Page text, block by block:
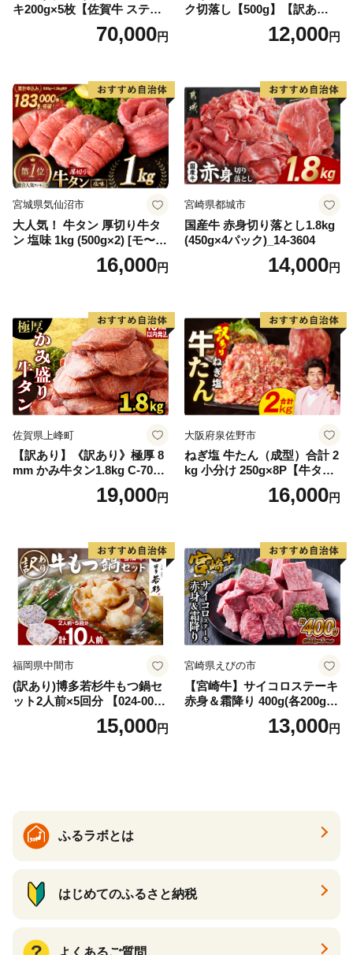
キ200g×5枚【佐賀牛 ステー
キ ブランド肉 ヒレ肉 フィレ
肉 ジューシー ヘルシー】(H0
70,000円
ク切落し【500g】【訳あり】
12,000円
宮城県気仙沼市
大人気！ 牛タン 厚切り牛タ
ン 塩味 1kg (500g×2) [モ〜ラ
ンド 宮城県 気仙沼市 205646
60] 肉 牛肉 精肉 牛たん 牛タ
厚切り タン
16,000円
宮崎県都城市
国産牛 赤身切り落とし1.8kg
(450g×4パック)_14-3604
14,000円
佐賀県上峰町
【訳あり】《訳あり》極厚 8
mm かみ牛タン1.8kg C-709-
19,000円
大阪府泉佐野市
ねぎ塩 牛たん（成型）合計 2
kg 小分け 250g×8P【牛タン
牛肉 焼肉用 薄切り 訳あり サ
16,000円
福岡県中間市
(訳あり)博多若杉牛もつ鍋セ
ット2人前×5回分 【024-002
15,000円
宮崎県えびの市
【宮崎牛】サイコロステーキ
赤身＆霜降り 400g(各200g×
１P 計2P) 真空パック 冷凍
13,000円
ふるラボとは
はじめてのふるさと納税
よくあるご質問